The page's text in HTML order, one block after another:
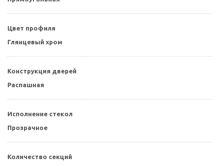
Цвет профиля
Глянцевый хром
Конструкция дверей
Распашная
Исполнение стекол
Прозрачное
Количество секций